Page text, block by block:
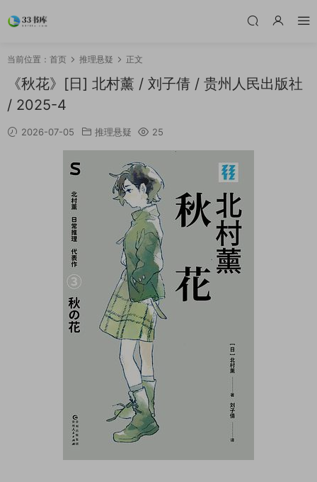
当前位置： 首页 推理悬疑 正文
《秋花》[日] 北村薰 / 刘子倩 / 贵州人民出版社
/ 2025-4
2026-07-05 推理悬疑 25